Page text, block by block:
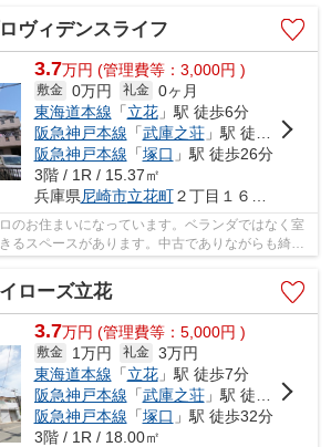
ヴィデンスライフ
3.7万円 (管理費等：3,000円 )
敷金 0万円 礼金 0ヶ月
東海道本線 「立花」駅 徒歩6分
阪急神戸本線 「武庫之荘」駅 徒歩21分
阪急神戸本線 「塚口 」駅 徒歩26分
3階 / 1R / 15.37㎡
兵庫県尼崎市立花町２丁目１６－２５
のお住まいになっています。ベランダではなく室
るスペースがあります。中古でありながらも綺麗
のあるお部屋です。エア...
ローズ立花
3.7万円 (管理費等：5,000円 )
敷金 1万円 礼金 3万円
東海道本線 「立花」駅 徒歩7分
阪急神戸本線 「武庫之荘」駅 徒歩28分
阪急神戸本線 「塚口 」駅 徒歩32分
3階 / 1R / 18.00㎡